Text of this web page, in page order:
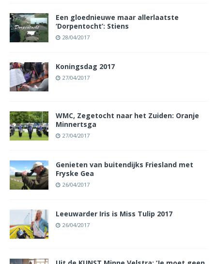
Een gloednieuwe maar allerlaatste
‘Dorpentocht’: Stiens
28/04/2017
Koningsdag 2017
27/04/2017
WMC, Zegetocht naar het Zuiden: Oranje
Minnertsga
27/04/2017
Genieten van buitendijks Friesland met
Fryske Gea
26/04/2017
Leeuwarder Iris is Miss Tulip 2017
26/04/2017